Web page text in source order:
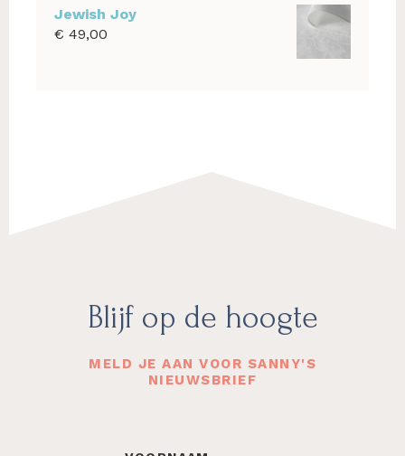
Jewish Joy
€ 49,00
FooterBlijf op de hoogte
MELD JE AAN VOOR SANNY'S
NIEUWSBRIEF